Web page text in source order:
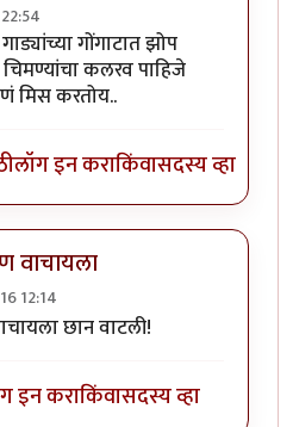
परत आलेला मुलगा आईला
गोंगाटात झोप
चिमण्यांचा कलरव पाहिजे
मिस करतोय..
लॉग इन कराकिंवासदस्य व्हा
वाचायला
12:14
छान वाटली!
इन कराकिंवासदस्य व्हा